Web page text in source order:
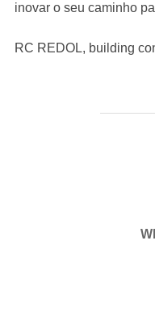
inovar o seu caminho
RC REDOL, building